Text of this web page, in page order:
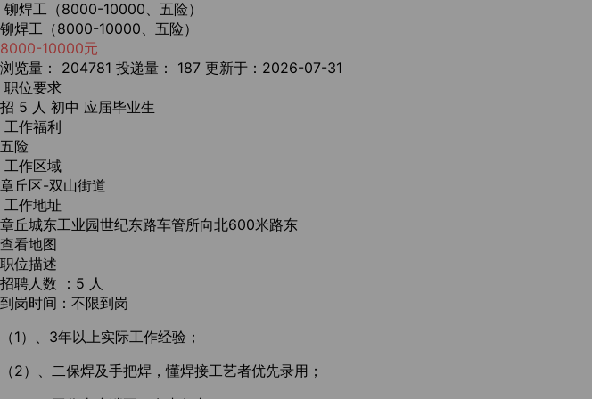
铆焊工（8000-10000、五险）
铆焊工（8000-10000、五险）
8000-10000元
浏览量： 204781 投递量： 187 更新于：2026-07-31
职位要求
招 5 人 初中 应届毕业生
工作福利
五险
工作区域
章丘区-双山街道
工作地址
章丘城东工业园世纪东路车管所向北600米路东
查看地图
职位描述
招聘人数 ：5 人
到岗时间：不限到岗
（1）、3年以上实际工作经验；
（2）、二保焊及手把焊，懂焊接工艺者优先录用；